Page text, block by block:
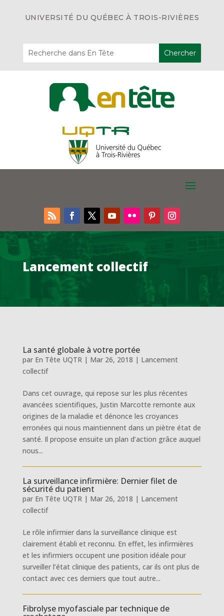
UNIVERSITÉ DU QUÉBEC À TROIS-RIVIÈRES
Lancement collectif
La santé globale à votre portée
par En Tête UQTR| Mar 26, 2018 | Lancement
collectif
Dans cet ouvrage, qui repose sur les plus récentes
avancées scientifiques, Justin Marcotte remonte aux
origines de la maladie et dénonce les croyances
erronées qui nous maintiennent dans un piètre état de
santé. Il propose ensuite un plan d’action grâce auquel
nous...
La surveillance infirmière: Dernier filet de
sécurité du patient
par En Tête UQTR| Mar 26, 2018 | Lancement
collectif
Le rôle infirmier dans la surveillance clinique est
clairement établi et reconnu. En effet, les infirmières
et les infirmiers occupent une position idéale pour
surveiller l’état clinique des patients, car ils ont plus de
contact avec ces derniers que tout autre...
Fibrolyse myofasciale par technique de